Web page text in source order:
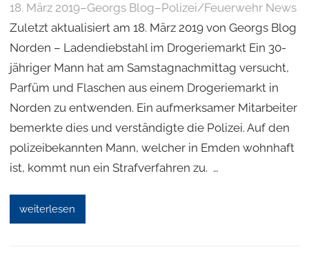
18. März 2019–Georgs Blog–Polizei/Feuerwehr News
Zuletzt aktualisiert am 18. März 2019 von Georgs Blog
Norden – Ladendiebstahl im Drogeriemarkt Ein 30-
jähriger Mann hat am Samstagnachmittag versucht,
Parfüm und Flaschen aus einem Drogeriemarkt in
Norden zu entwenden. Ein aufmerksamer Mitarbeiter
bemerkte dies und verständigte die Polizei. Auf den
polizeibekannten Mann, welcher in Emden wohnhaft
ist, kommt nun ein Strafverfahren zu. …
weiterlesen